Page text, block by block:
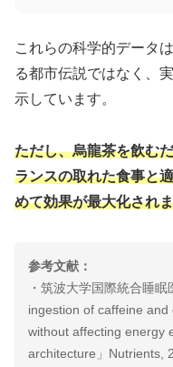
これらの科学的データ
る都市伝説ではなく、
示しています。
ただし、烏龍茶を飲む
ランスの取れた食事と
めて効果が最大化され
参考文献：
・筑波大学国際統合睡
ingestion of caffeine
without affecting energy
architecture」Nutrients,